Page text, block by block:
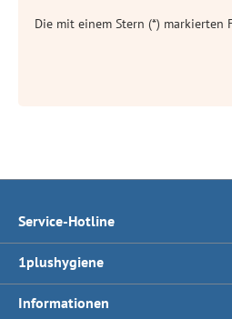
Die mit einem Stern (*) markierten
Service-Hotline
1plushygiene
Informationen